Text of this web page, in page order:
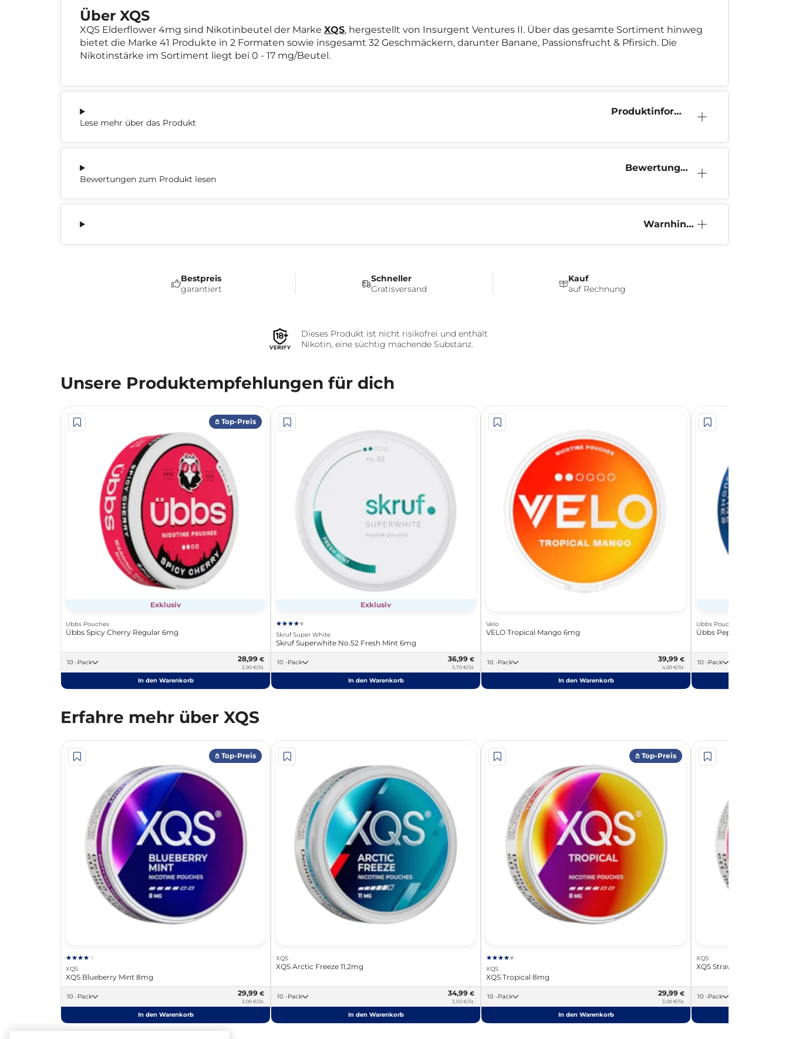
Über XQS
XQS Elderflower 4mg sind Nikotinbeutel der Marke XQS, hergestellt von Insurgent Ventures II. Über das gesamte Sortiment hinweg
bietet die Marke 41 Produkte in 2 Formaten sowie insgesamt 32 Geschmäckern, darunter Banane, Passionsfrucht & Pfirsich. Die
Nikotinstärke im Sortiment liegt bei 0 - 17 mg/Beutel.
Produktinform
Lese mehr über das Produkt
Bewertunge
Bewertungen zum Produkt lesen
Warnhinw
Bestpreis
garantiert
Schneller
Gratisversand
Kauf
auf Rechnung
Dieses Produkt ist nicht risikofrei und enthält
Nikotin, eine süchtig machende Substanz.
Unsere Produktempfehlungen für dich
𖤘 Top-Preis
Exklusiv
Ubbs Pouches
Übbs Spicy Cherry Regular 6mg
10 -Pack 28,99 €
2,90 €/St.
In den Warenkorb
Exklusiv
Skruf Super White
Skruf Superwhite No.52 Fresh Mint 6mg
10 -Pack 36,99 €
3,70 €/St.
In den Warenkorb
Velo
VELO Tropical Mango 6mg
10 -Pack 39,99 €
4,00 €/St.
In den Warenkorb
Ubbs Pouches
Übbs Peppermint 6mg
10 -Pack
Erfahre mehr über XQS
𖤘 Top-Preis
XQS
XQS Blueberry Mint 8mg
10 -Pack 29,99 €
3,00 €/St.
In den Warenkorb
XQS
XQS Arctic Freeze 11,2mg
10 -Pack 34,99 €
3,50 €/St.
In den Warenkorb
𖤘 Top-Preis
XQS
XQS Tropical 8mg
10 -Pack 29,99 €
3,00 €/St.
In den Warenkorb
XQS
XQS Strawberry Kiwi 8mg
10 -Pack